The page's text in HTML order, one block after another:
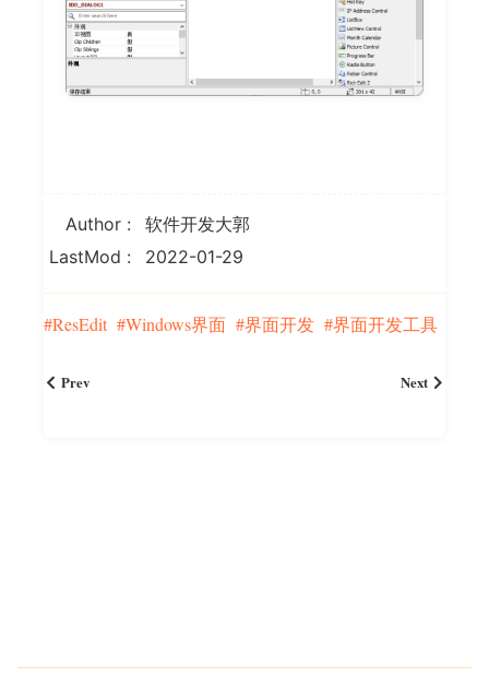
Author
软件开发大郭
LastMod
2022-01-29
ResEdit Windows界面 界面开发 界面开发工具
Prev Next